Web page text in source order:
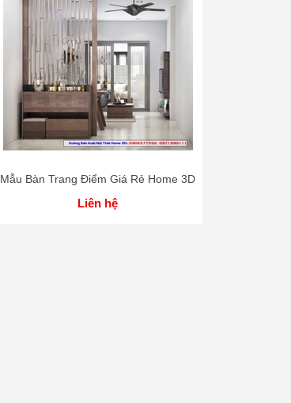
Mẫu Bàn Trang Điểm Giá Rẻ Home 3D
Liên hệ